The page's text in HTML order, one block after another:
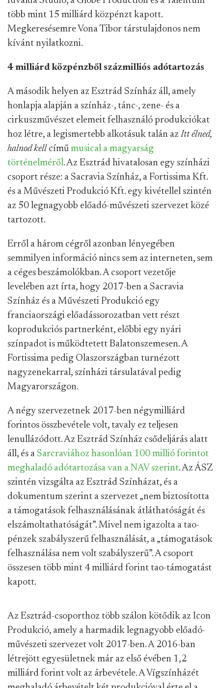
több mint 15 milliárd közpénzt kapott.
Megkeresésemre Vona Tibor társtulajdonos nem
kívánt nyilatkozni.
4 milliárd közpénzből százmilliós adótartozás
A második helyen az Esztrád Színház áll, amely
honlapja alapján a színház-, tánc-, zene- és a
cirkuszművészet elemeit felhasználó produkciókat
hoz létre, a legismertebb alkotásuk talán azItt élned,
halnod kell című musical a magyarság
történelméről. Az Esztrád hivatalosan egy színházi
csoport része: a Sacravia Színház, a Fortissima Kft.
és a Művészeti Produkció Kft. egy kivétellel szintén
az 50 legnagyobb előadó-művészeti szervezet közé
tartozott.
Erről a három cégről azonban lényegében
semmilyen információ nincs sem az interneten, sem
a céges beszámolókban. A csoport vezetője
levelében azt írta, hogy 2017-ben a Sacravia
Színház és a Művészeti Produkció egy
franciaországi előadássorozatban vett részt
koprodukciós partnerként, előbbi egy nyári
színpadot is működtetett Balatonszemesen. A
Fortissima pedig Olaszországban turnézott
nagyzenekarral, színházi társulatával pedig
Magyarországon.
A négy szervezetnek 2017-ben négymilliárd
forintos összbevétele volt, tavaly ez teljesen
lenullázódott. Az Esztrád Színház csődeljárás alatt
áll, és a Sarcraviához hasonlóan 100 millió forintot
meghaladó adótartozása van a NAV szerint. Az ÁSZ
szintén vizsgálta az Esztrád Színházat, és a
dokumentum szerint a szervezet „nem biztosította
a támogatások felhasználásának átláthatóságát és
elszámoltathatóságát”. Mivel nem igazolta a tao-
pénzek szabályszerű felhasználását, a „támogatások
felhasználása nem volt szabályszerű”. A csoport
összesen több mint 4 milliárd forint tao-támogatást
kapott.
Az Esztrád-csoporthoz több szálon kötődik az Icon
Produkció, amely a harmadik legnagyobb előadó-
művészeti szervezet volt 2017-ben. A 2016-ban
létrejött egyesületnek már az első évében 1,2
milliárd forint volt az árbevétele. A Vígszínházét